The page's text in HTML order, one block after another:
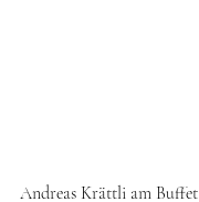
Andreas Krättli am